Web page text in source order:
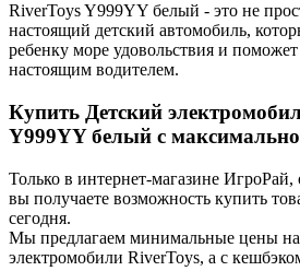
RiverToys Y999YY белый - это не
настоящий детский автомобиль,
ребенку море удовольствия и поможет
настоящим водителем.
Купить Детский
Y999YY белый с
Только в интернет-магазине ИгроРай,
вы получаете возможность купить
сегодня.
Мы предлагаем минимальные цены
электромобили RiverToys, а с